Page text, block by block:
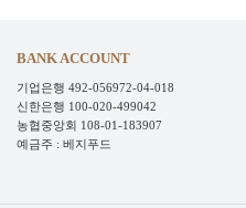
BANK ACCOUNT
기업은행 492-056972-04-018
신한은행 100-020-499042
농협중앙회 108-01-183907
예금주 : 베지푸드